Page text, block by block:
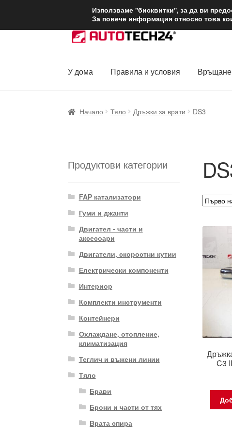
ДОСТАВКА от 12
Skip
to
Skip
to
У дома Правила и условия Връщане
Начало Тяло Дръжки за врати DS3
C3
Продуктови категории
FAP катализатори
Гуми и джанти
Двигател - части и
аксесоари
Двигатели, скоростни кутии
Електрически компоненти
Интериор
Комплекти инструменти
Контейнери
Охлаждане, отопление,
климатизация
Теглич и въжени линии
Тяло
Брави
Брони и части от тях
Врата спира
Използваме "бисквитки", за да ви
За повече информация относно това